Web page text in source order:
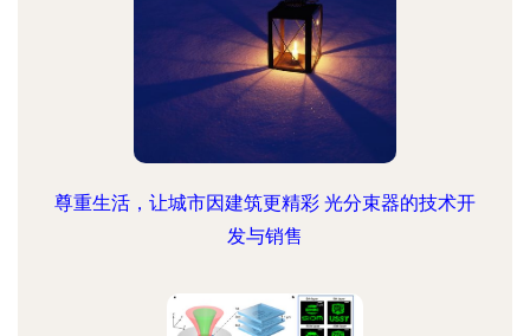
尊重生活，让城市因建筑更精彩 光分束器的技术开
发与销售